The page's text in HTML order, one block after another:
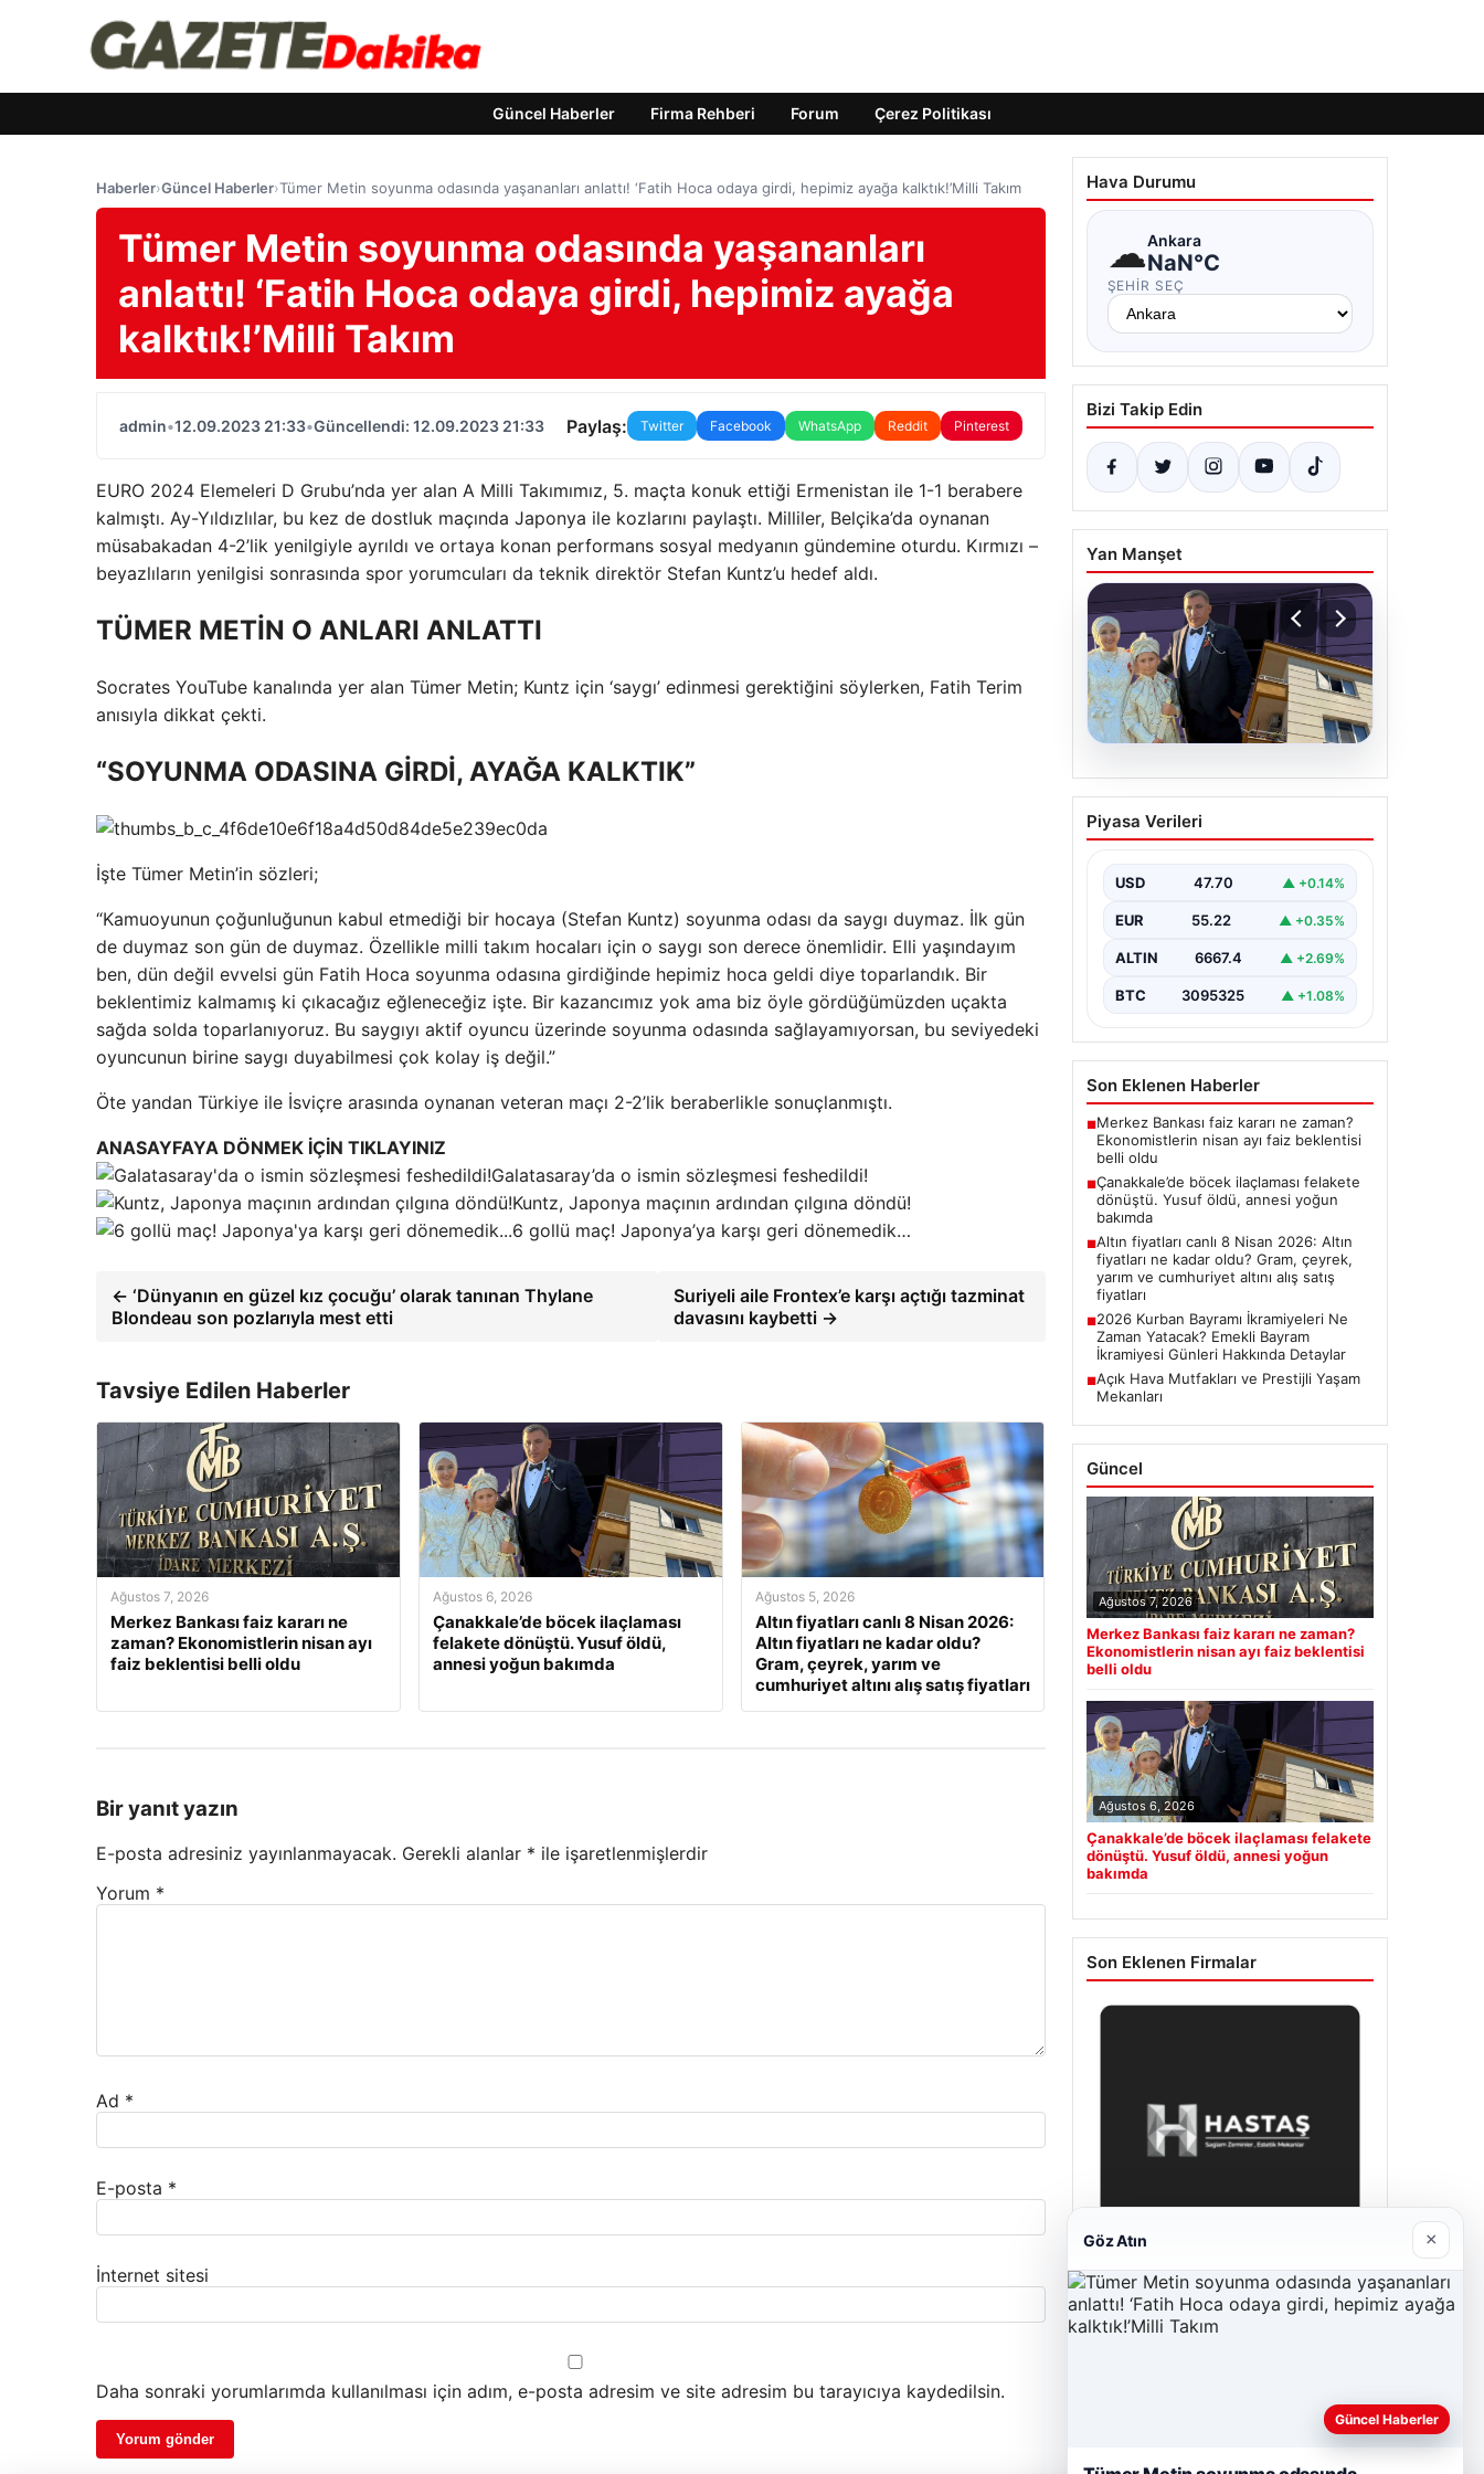
Güncel Haberler Firma Rehberi Forum Çerez Politikası
Haberler›Güncel Haberler›Tümer Metin soyunma odasında yaşananları anlattı! ‘Fatih Hoca odaya girdi, hepimiz ayağa kalktık!’Milli Takım
Tümer Metin soyunma odasında yaşananları
anlattı! ‘Fatih Hoca odaya girdi, hepimiz ayağa
kalktık!’Milli Takım
admin•12.09.2023 21:33•Güncellendi: 12.09.2023 21:33 Paylaş: Twitter Facebook WhatsApp Reddit Pinterest
EURO 2024 Elemeleri D Grubu’nda yer alan A Milli Takımımız, 5. maçta konuk ettiği Ermenistan ile 1-1 berabere
kalmıştı. Ay-Yıldızlılar, bu kez de dostluk maçında Japonya ile kozlarını paylaştı. Milliler, Belçika’da oynanan
müsabakadan 4-2’lik yenilgiyle ayrıldı ve ortaya konan performans sosyal medyanın gündemine oturdu. Kırmızı –
beyazlıların yenilgisi sonrasında spor yorumcuları da teknik direktör Stefan Kuntz’u hedef aldı.
TÜMER METİN O ANLARI ANLATTI
Socrates YouTube kanalında yer alan Tümer Metin; Kuntz için ‘saygı’ edinmesi gerektiğini söylerken, Fatih Terim
anısıyla dikkat çekti.
“SOYUNMA ODASINA GİRDİ, AYAĞA KALKTIK”
İşte Tümer Metin’in sözleri;
“Kamuoyunun çoğunluğunun kabul etmediği bir hocaya (Stefan Kuntz) soyunma odası da saygı duymaz. İlk gün
de duymaz son gün de duymaz. Özellikle milli takım hocaları için o saygı son derece önemlidir. Elli yaşındayım
ben, dün değil evvelsi gün Fatih Hoca soyunma odasına girdiğinde hepimiz hoca geldi diye toparlandık. Bir
beklentimiz kalmamış ki çıkacağız eğleneceğiz işte. Bir kazancımız yok ama biz öyle gördüğümüzden uçakta
sağda solda toparlanıyoruz. Bu saygıyı aktif oyuncu üzerinde soyunma odasında sağlayamıyorsan, bu seviyedeki
oyuncunun birine saygı duyabilmesi çok kolay iş değil.”
Öte yandan Türkiye ile İsviçre arasında oynanan veteran maçı 2-2’lik beraberlikle sonuçlanmıştı.
ANASAYFAYA DÖNMEK İÇİN TIKLAYINIZ
Galatasaray’da o ismin sözleşmesi feshedildi!
Kuntz, Japonya maçının ardından çılgına döndü!
6 gollü maç! Japonya’ya karşı geri dönemedik…
← ‘Dünyanın en güzel kız çocuğu’ olarak tanınan Thylane
Blondeau son pozlarıyla mest etti
Suriyeli aile Frontex’e karşı açtığı tazminat
davasını kaybetti →
Tavsiye Edilen Haberler
Ağustos 7, 2026
Merkez Bankası faiz kararı ne
zaman? Ekonomistlerin nisan ayı
faiz beklentisi belli oldu
Ağustos 6, 2026
Çanakkale’de böcek ilaçlaması
felakete dönüştü. Yusuf öldü,
annesi yoğun bakımda
Ağustos 5, 2026
Altın fiyatları canlı 8 Nisan 2026:
Altın fiyatları ne kadar oldu?
Gram, çeyrek, yarım ve
cumhuriyet altını alış satış fiyatları
Bir yanıt yazın
E-posta adresiniz yayınlanmayacak. Gerekli alanlar * ile işaretlenmişlerdir
Yorum *
Ad *
E-posta *
İnternet sitesi
Daha sonraki yorumlarımda kullanılması için adım, e-posta adresim ve site adresim bu tarayıcıya kaydedilsin.
Hava Durumu
☁Ankara
NaN°C
ŞEHIR SEÇ
Bizi Takip Edin
Yan Manşet
06.08.2026
Çanakkale’de böcek
ilaçlaması felakete
annesi yoğun bakımda
Piyasa Verileri
USD 47.70 ▲ +0.14%
EUR 55.22 ▲ +0.35%
ALTIN 6667.4 ▲ +2.69%
BTC 3095325 ▲ +1.08%
Son Eklenen Haberler
■Merkez Bankası faiz kararı ne zaman?
Ekonomistlerin nisan ayı faiz beklentisi
belli oldu
■Çanakkale’de böcek ilaçlaması felakete
dönüştü. Yusuf öldü, annesi yoğun
bakımda
■Altın fiyatları canlı 8 Nisan 2026: Altın
fiyatları ne kadar oldu? Gram, çeyrek,
yarım ve cumhuriyet altını alış satış
fiyatları
■2026 Kurban Bayramı İkramiyeleri Ne
Zaman Yatacak? Emekli Bayram
İkramiyesi Günleri Hakkında Detaylar
■Açık Hava Mutfakları ve Prestijli Yaşam
Mekanları
Güncel
Ağustos 7, 2026
Merkez Bankası faiz kararı ne zaman?
Ekonomistlerin nisan ayı faiz beklentisi
belli oldu
Ağustos 6, 2026
Çanakkale’de böcek ilaçlaması felakete
dönüştü. Yusuf öldü, annesi yoğun
bakımda
Son Eklenen Firmalar
Hastaş Beton
Mayıs 26, 2026
Göz Atın ×
Güncel Haberler